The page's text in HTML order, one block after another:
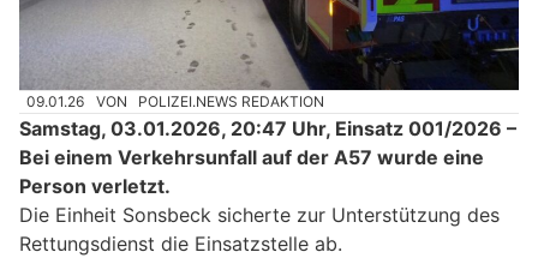
09.01.26 VON POLIZEI.NEWS REDAKTION
Samstag, 03.01.2026, 20:47 Uhr, Einsatz 001/2026 –
Bei einem Verkehrsunfall auf der A57 wurde eine
Person verletzt.
Die Einheit Sonsbeck sicherte zur Unterstützung des
Rettungsdienst die Einsatzstelle ab.